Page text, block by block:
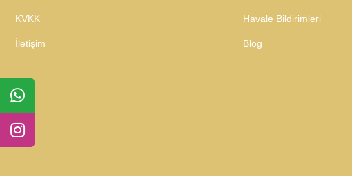
KVKK
İletişim
Havale Bildirimleri
Blog